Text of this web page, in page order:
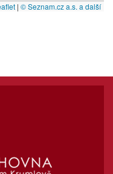
| © Seznam.cz a.s. a další